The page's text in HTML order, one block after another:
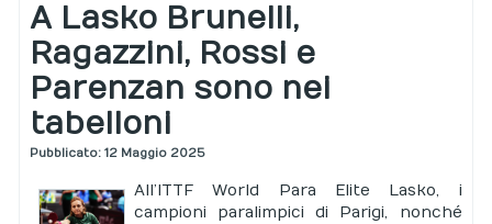
A Lasko Brunelli,
Ragazzini, Rossi e
Parenzan sono nei
tabelloni
Pubblicato: 12 Maggio 2025
All’ITTF World Para Elite Lasko, i
campioni paralimpici di Parigi, nonché